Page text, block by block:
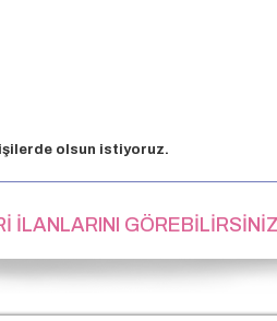
olsun istiyoruz.
İLANLARINI